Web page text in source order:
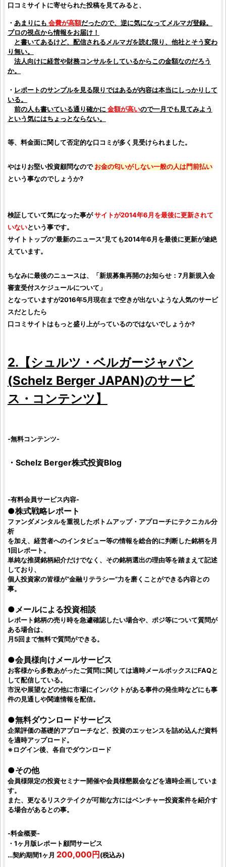
口コミサイトに寄せられた投稿を見てみると、
・ あまりにも 会費が高額だったので、逆に気になってメルマガ登録。
プロの視点から情報をお届け！
と書いてあるけど、配信されるメルマガを読む限り、他社とそう変わ
り無い。
法人向けに経営や財務コンサルをしているからこの金額なのだろう
か。
・ レポートのサンプルを見る限りではあるが内容は本当にしっかりして
いる。
前の人も書いている通り確かに 金額が高いので一月でも見てみよう
という気にはちょっとならない。
等、料金面に関して否定的な口コミが多く見受けられました。
やはりお堅い投資顧問なのでお金の匂いがしない一般の人は門前払い
という事なのでしょうか?
検証していて気になった事がサイトが2014年6月を最後に更新されて
いないという事です。
サイトトップの”最新のニュース”見ても2014年6月を最後に更新が途絶
えています。
ちなみに最後のニュースは、「新規募集再開のお知らせ：7月新規入会
審査受付スケジュールについて」
となっていますが2016年5月現在まで空きが出ないような人気のサービ
スだとしたら
口コミサイトはもっと盛り上がっているのではないでしょうか?
2.【シュルツ・ベルガージャパン
(Schelz Berger JAPAN)のサービ
ス・コンテンツ】
-無料コンテンツ-
・ Schelz Berger株式投資Blog
-有料会員サービス内容-
●株式戦略レポート
ファンダメンタルを重視したボトムアップ・アプローチにテクニカル分
析
を加え、経営者へのインタビュー等の情報を総合的に判断した銘柄を月
1回レポート。
単純な推奨銘柄紹介だけでなく、その銘柄選出の理由等を踏まえて記述
しており、
個人投資家の皆様が“金融リテラシー”力を磨くことができる内容との
事。
●メールによる投資相談
レポート銘柄の売り時を急遽確認したい場合や、ポジ等について質問が
ある場合は、
月5回まで無料で質問ができる。
●会員様向けメールサービス
お客様から多数あがったご質問に関しては適時メールボックスにFAQと
して配信している。
市況や展望などの他に市場にインパクトがある事件の発生時などにも事
件の見通しや関連情報を配信。
●無料ダウンロードサービス
企業評価の基礎的アプローチなど、 投資のエッセンスを詰め込んだ資料
を適時アップロード。
※ログイン後、各自でダウンロード
●その他
会員様限定の投資セミナー開催や会員様懇親会などを適時企画していま
す。
また、更なるリスクテイクが可能な方にはベンチャー投資案件を紹介す
る場合があるとの事。
-料金概要-
・1ヶ月版レポート顧問サービス
…契約期間1ヶ月 200,000円 (税込み)